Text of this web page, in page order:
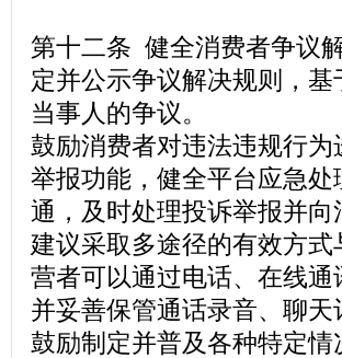
第十二条 健全消费者争议
定并公示争议解决规则，
当事人的争议。
鼓励消费者对违法违规行
举报功能，健全平台应急
通，及时处理投诉举报并向
建议采取多途径的有效方
营者可以通过电话、在线
并妥善保管通话录音、聊
鼓励制定并普及各种特定